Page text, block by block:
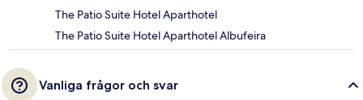
The Patio Suite Hotel Aparthotel
The Patio Suite Hotel Aparthotel Albufeira
Vanliga frågor och svar